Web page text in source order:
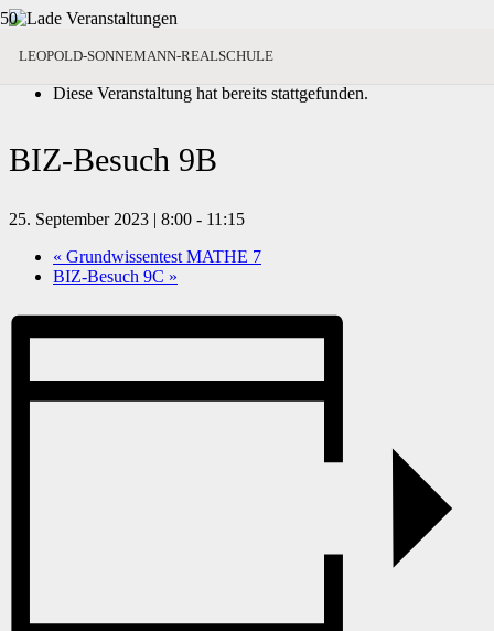
LEOPOLD-SONNEMANN-REALSCHULE
« Alle Veranstaltungen
Diese Veranstaltung hat bereits stattgefunden.
BIZ-Besuch 9B
25. September 2023 | 8:00 - 11:15
« Grundwissentest MATHE 7
BIZ-Besuch 9C »